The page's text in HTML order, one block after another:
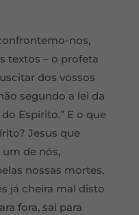
nos,
textos – o profeta
dos vossos
segundo a lei da
Espírito.” E o que
Jesus que
um de nós,
nossas mortes,
já cheira mal disto
fora, sai para